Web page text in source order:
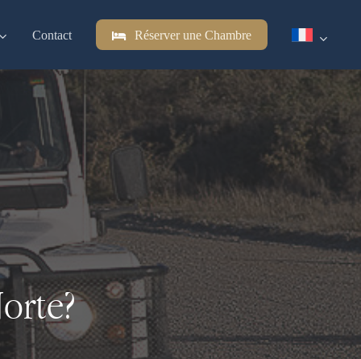
Contact Réserver une Chambre